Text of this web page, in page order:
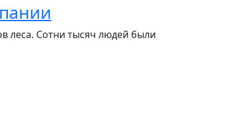
леса. Сотни тысяч людей были